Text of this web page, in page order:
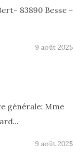
83890 Besse –
9 août 2025
générale: Mme
9 août 2025